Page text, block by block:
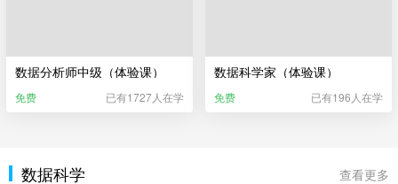
数据分析师中级（体验课）
免费 已有1727人在学
数据科学家（体验课）
免费 已有196人在学
数据科学 查看更多